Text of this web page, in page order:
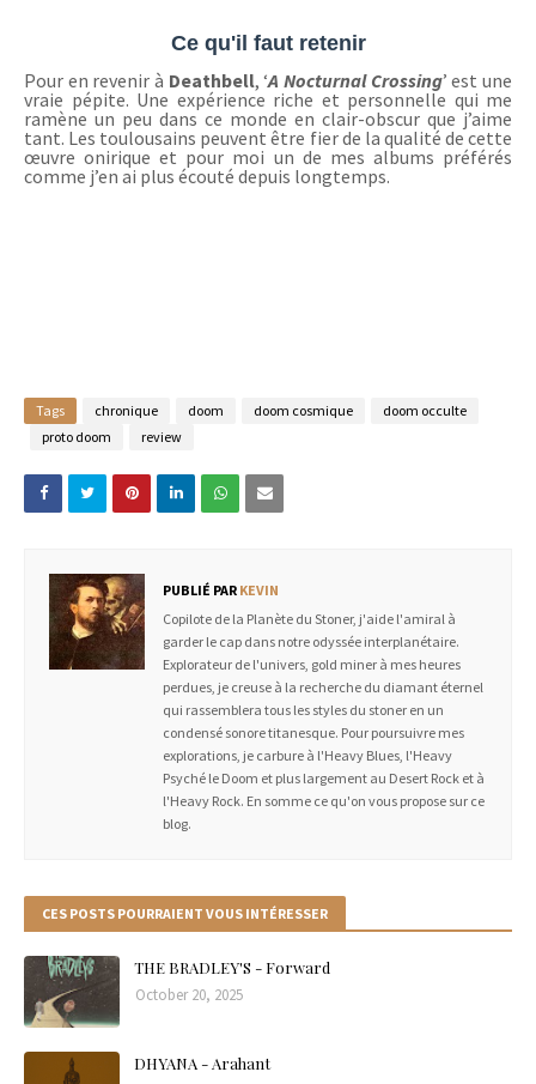
Ce qu'il faut retenir
Pour en revenir à Deathbell, ‘A Nocturnal Crossing’ est une
vraie pépite. Une expérience riche et personnelle qui me
ramène un peu dans ce monde en clair-obscur que j’aime
tant. Les toulousains peuvent être fier de la qualité de cette
œuvre onirique et pour moi un de mes albums préférés
comme j’en ai plus écouté depuis longtemps.
Tags chronique doom doom cosmique
doom occulte
proto doom
review
PUBLIÉ PAR KEVIN
Copilote de la Planète du Stoner, j'aide l'amiral à
garder le cap dans notre odyssée interplanétaire.
Explorateur de l'univers, gold miner à mes heures
perdues, je creuse à la recherche du diamant éternel
qui rassemblera tous les styles du stoner en un
condensé sonore titanesque. Pour poursuivre mes
explorations, je carbure à l'Heavy Blues, l'Heavy
Psyché le Doom et plus largement au Desert Rock et à
l'Heavy Rock. En somme ce qu'on vous propose sur ce
blog.
CES POSTS POURRAIENT VOUS INTÉRESSER
THE BRADLEY'S - Forward
October 20, 2025
DHYANA - Arahant